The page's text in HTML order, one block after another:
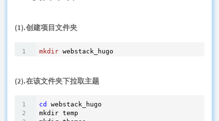
(1).创建项目文件夹
mkdir webstack_hugo
(2).在该文件夹下拉取主题
cd
webstack_hugo
mkdir temp